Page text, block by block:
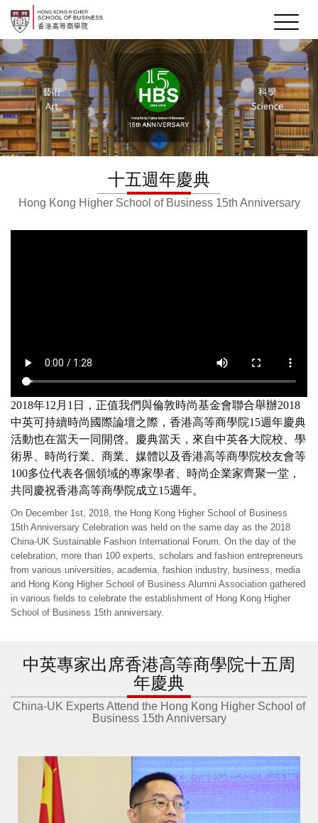
十五週年慶典
Hong Kong Higher School of Business 15th Anniversary
2018年12月1日，正值我們與倫敦時尚基金會聯合舉辦2018
中英可持續時尚國際論壇之際，香港高等商學院15週年慶典
活動也在當天一同開啓。慶典當天，來自中英各大院校、學
術界、時尚行業、商業、媒體以及香港高等商學院校友會等
100多位代表各個領域的專家學者、時尚企業家齊聚一堂，
共同慶祝香港高等商學院成立15週年。
On December 1st, 2018, the Hong Kong Higher School of Business
15th Anniversary Celebration was held on the same day as the 2018
China-UK Sustainable Fashion International Forum. On the day of the
celebration, more than 100 experts, scholars and fashion entrepreneurs
from various universities, academia, fashion industry, business, media
and Hong Kong Higher School of Business Alumni Association gathered
in various fields to celebrate the establishment of Hong Kong Higher
School of Business 15th anniversary.
中英專家出席香港高等商學院十五周
年慶典
China-UK Experts Attend the Hong Kong Higher School of
Business 15th Anniversary